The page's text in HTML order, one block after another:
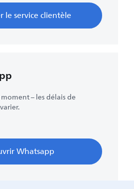
le service clientèle
– les délais de
Whatsapp